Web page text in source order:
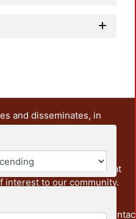
and disseminates, in
teaching and research
It also includes some
documents from the
from other institutions that
interest to our community.
Send